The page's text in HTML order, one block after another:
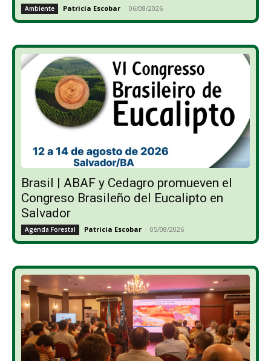
Ambiente Patricia Escobar - 06/08/2026
Brasil | ABAF y Cedagro promueven el
Congreso Brasileño del Eucalipto en
Salvador
Agenda Forestal Patricia Escobar - 05/08/2026